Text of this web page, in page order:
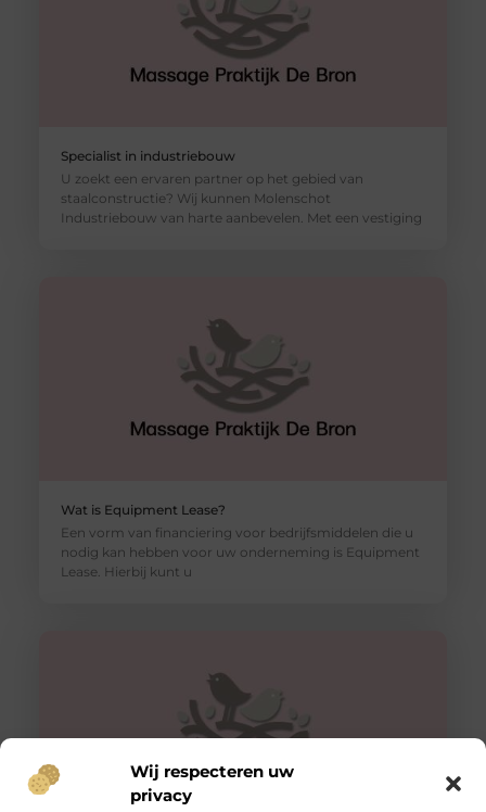
Wij respecteren uw
privacy
Specialist in industriebouw
U zoekt een ervaren partner op het gebied van
staalconstructie? Wij kunnen Molenschot
Industriebouw van harte aanbevelen. Met een vestiging
Wat is Equipment Lease?
Een vorm van financiering voor bedrijfsmiddelen die u
nodig kan hebben voor uw onderneming is Equipment
Lease. Hierbij kunt u